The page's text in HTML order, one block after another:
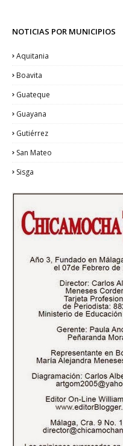
NOTICIAS POR MUNICIPIOS
Aquitania
Boavita
Guateque
Guayana
Gutiérrez
San Mateo
Sisga